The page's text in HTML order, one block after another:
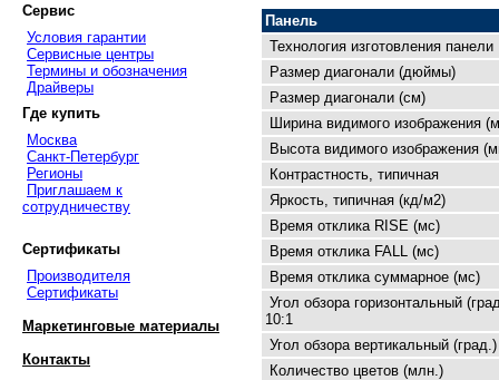
Сервис
Условия гарантии
Сервисные центры
Термины и обозначения
Драйверы
Где купить
Москва
Санкт-Петербург
Регионы
Приглашаем к
сотрудничеству
Сертификаты
Производителя
Сертификаты
Маркетинговые материалы
Контакты
Панель
Технология изготовления панели
Размер диагонали (дюймы)
Размер диагонали (см)
Ширина видимого изображения
Высота видимого изображения
Контрастность, типичная
Яркость, типичная (кд/м2)
Время отклика RISE (мс)
Время отклика FALL (мс)
Время отклика суммарное (мс)
Угол обзора горизонтальный
10:1
Угол обзора вертикальный
Количество цветов (млн.)